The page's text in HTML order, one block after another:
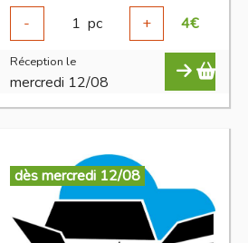
-
1 pc + 4€
Réception le
mercredi 12/08
dès mercredi 12/08